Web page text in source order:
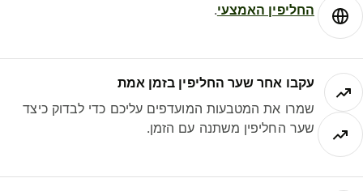
החליפין האמצעי.
עקבו אחר שער החליפין בזמן אמת
שמרו את המטבעות המועדפים עליכם כדי לבדוק כיצד
שער החליפין משתנה עם הזמן.